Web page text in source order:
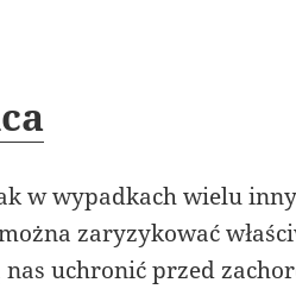
w wypadkach wielu
zaryzykować
uchronić przed